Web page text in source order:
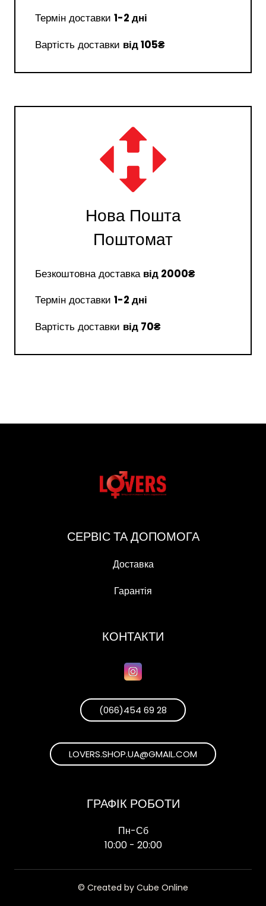
Термін доставки 1-2 дні
Вартість доставки від 105₴
Нова Пошта
Поштомат
Безкоштовна доставка від 2000₴
Термін доставки 1-2 дні
Вартість доставки від 70₴
СЕРВІС ТА ДОПОМОГА
Доставка
Гарантія
КОНТАКТИ
(066)454 69 28
LOVERS.SHOP.UA@GMAIL.COM
ГРАФІК РОБОТИ
Пн-Сб
10:00 - 20:00
© Created by Cube Online